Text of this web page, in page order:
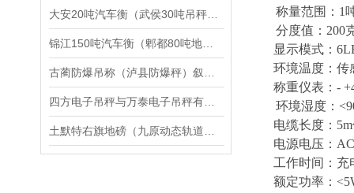
称量范围： 1
分度值： 200
显示模式：
环境温度：传
称重仪表： -
环境湿度：
电缆长度： 5m
电源电压：
工作时间：充
额定功率：